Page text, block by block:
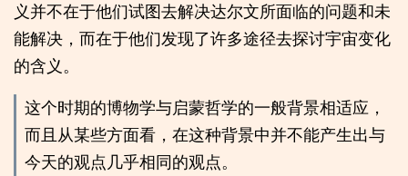
义并不在于他们试图去解决达尔文所面临的问题和未
能解决，而在于他们发现了许多途径去探讨宇宙变化
的含义。
这个时期的博物学与启蒙哲学的一般背景相适应，
而且从某些方面看，在这种背景中并不能产生出与
今天的观点几乎相同的观点。